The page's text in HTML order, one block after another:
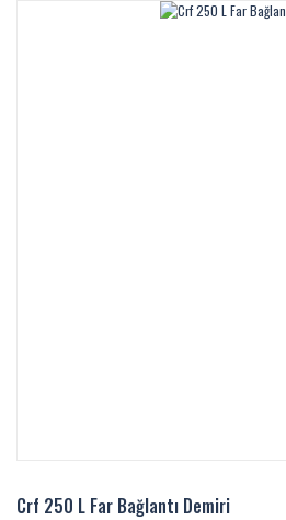
Crf 250 L Far Bağlantı Demiri